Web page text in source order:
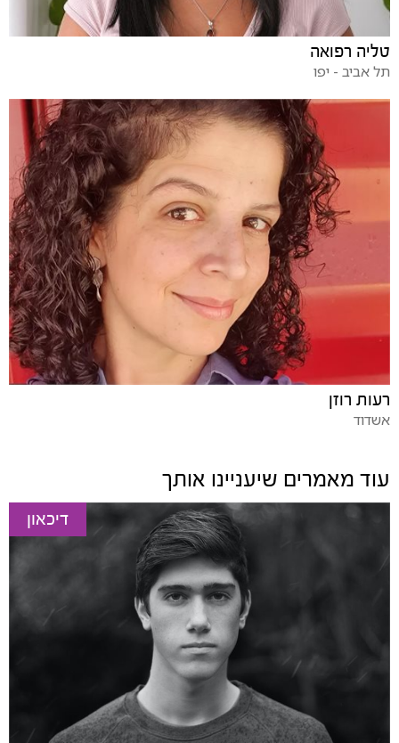
טליה רפואה
תל אביב - יפו
רעות רוזן
אשדוד
עוד מאמרים שיעניינו אותך
דיכאון